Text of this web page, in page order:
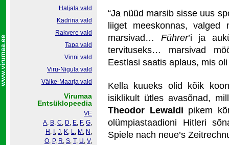
“Ja nüüd marsib sisse uus
liiget meeskonnas,
marsivad… Führer’i ja
tervituseks… marsivad
Eestlasi saatis aplaus, mis
Kella kuueks olid kõik
isiklikult ütles avasõnad,
Theodor Lewaldi pikem
olümpiastaadioni Hitleri
Spiele nach neue’s
Haljala vald
Kadrina vald
Rakvere vald
Tapa vald
Vinni vald
Viru-Nigula vald
Väike-Maarja vald
Virumaa
Entsüklopeedia
VE
A, B, C, D, E, F, G,
H , , J, K, L, M , N ,
O, P, R, S, T, U, V,